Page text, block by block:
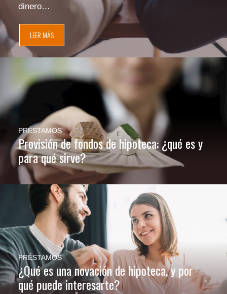
dinero…
LEER MÁS
Provisión de fondos de hipoteca: ¿qué es y
para qué sirve?
PRÉSTAMOS
¿Qué es una novación de hipoteca, y por
qué puede interesarte?
PRÉSTAMOS